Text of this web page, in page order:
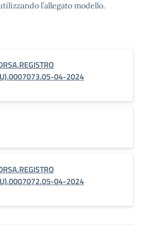
l’allegato modello.
04-2024
04-2024